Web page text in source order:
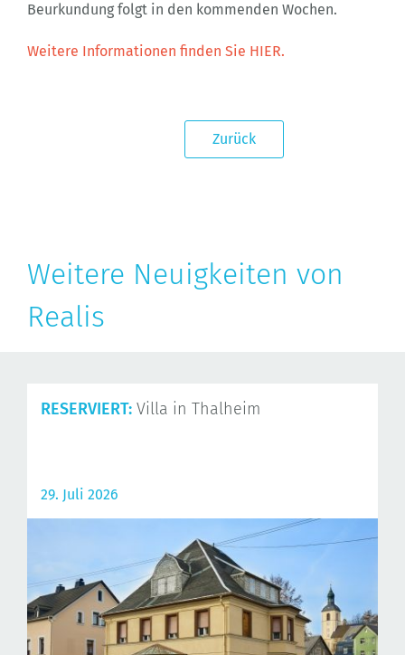
Beurkundung folgt in den kommenden Wochen.
Weitere Informationen finden Sie HIER.
Zurück
Weitere Neuigkeiten von
Realis
RESERVIERT: Villa in Thalheim
29. Juli 2026